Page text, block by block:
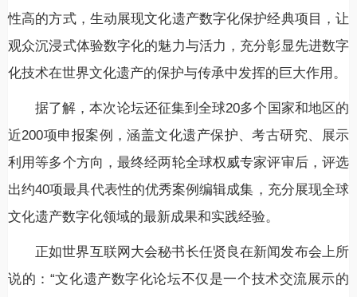
性高的方式，生动展现文化遗产数字化保护经典项目，让
观众沉浸式体验数字化的魅力与活力，充分彰显先进数字
化技术在世界文化遗产的保护与传承中发挥的巨大作用。
据了解，本次论坛还征集到全球20多个国家和地区的
近200项申报案例，涵盖文化遗产保护、考古研究、展示
利用等多个方向，最终经两轮全球权威专家评审后，评选
出约40项最具代表性的优秀案例编辑成集，充分展现全球
文化遗产数字化领域的最新成果和实践经验。
正如世界互联网大会秘书长任贤良在新闻发布会上所
说的：“文化遗产数字化论坛不仅是一个技术交流展示的